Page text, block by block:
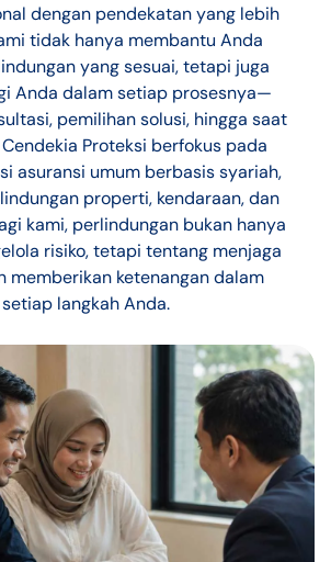
dengan pendekatan yang lebih
tidak hanya membantu Anda
yang sesuai, tetapi juga
Anda dalam setiap prosesnya—
pemilihan solusi, hingga saat
Proteksi berfokus pada
asuransi umum berbasis syariah,
properti, kendaraan, dan
kami, perlindungan bukan hanya
risiko, tetapi tentang menjaga
memberikan ketenangan dalam
setiap langkah Anda.